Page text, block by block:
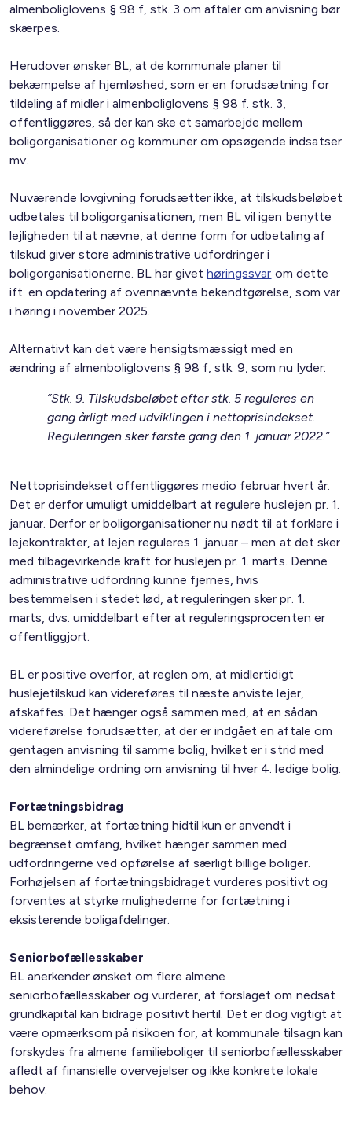
almenboliglovens § 98 f, stk. 3 om aftaler om anvisning bør
skærpes.
Herudover ønsker BL, at de kommunale planer til
bekæmpelse af hjemløshed, som er en forudsætning for
tildeling af midler i almenboliglovens § 98 f. stk. 3,
offentliggøres, så der kan ske et samarbejde mellem
boligorganisationer og kommuner om opsøgende indsatser
mv.
Nuværende lovgivning forudsætter ikke, at tilskudsbeløbet
udbetales til boligorganisationen, men BL vil igen benytte
lejligheden til at nævne, at denne form for udbetaling af
tilskud giver store administrative udfordringer i
boligorganisationerne. BL har givethøringssvar om dette
ift. en opdatering af ovennævnte bekendtgørelse, som var
i høring i november 2025.
Alternativt kan det være hensigtsmæssigt med en
ændring af almenboliglovens § 98 f, stk. 9, som nu lyder:
”Stk. 9. Tilskudsbeløbet efter stk. 5 reguleres en
gang årligt med udviklingen i nettoprisindekset.
Reguleringen sker første gang den 1. januar 2022.”
Nettoprisindekset offentliggøres medio februar hvert år.
Det er derfor umuligt umiddelbart at regulere huslejen pr. 1.
januar. Derfor er boligorganisationer nu nødt til at forklare i
lejekontrakter, at lejen reguleres 1. januar – men at det sker
med tilbagevirkende kraft for huslejen pr. 1. marts. Denne
administrative udfordring kunne fjernes, hvis
bestemmelsen i stedet lød, at reguleringen sker pr. 1.
marts, dvs. umiddelbart efter at reguleringsprocenten er
offentliggjort.
BL er positive overfor, at reglen om, at midlertidigt
huslejetilskud kan videreføres til næste anviste lejer,
afskaffes. Det hænger også sammen med, at en sådan
videreførelse forudsætter, at der er indgået en aftale om
gentagen anvisning til samme bolig, hvilket er i strid med
den almindelige ordning om anvisning til hver 4. ledige bolig.
Fortætningsbidrag
BL bemærker, at fortætning hidtil kun er anvendt i
begrænset omfang, hvilket hænger sammen med
udfordringerne ved opførelse af særligt billige boliger.
Forhøjelsen af fortætningsbidraget vurderes positivt og
forventes at styrke mulighederne for fortætning i
eksisterende boligafdelinger.
Seniorbofællesskaber
BL anerkender ønsket om flere almene
seniorbofællesskaber og vurderer, at forslaget om nedsat
grundkapital kan bidrage positivt hertil. Det er dog vigtigt at
være opmærksom på risikoen for, at kommunale tilsagn kan
forskydes fra almene familieboliger til seniorbofællesskaber
afledt af finansielle overvejelser og ikke konkrete lokale
behov.